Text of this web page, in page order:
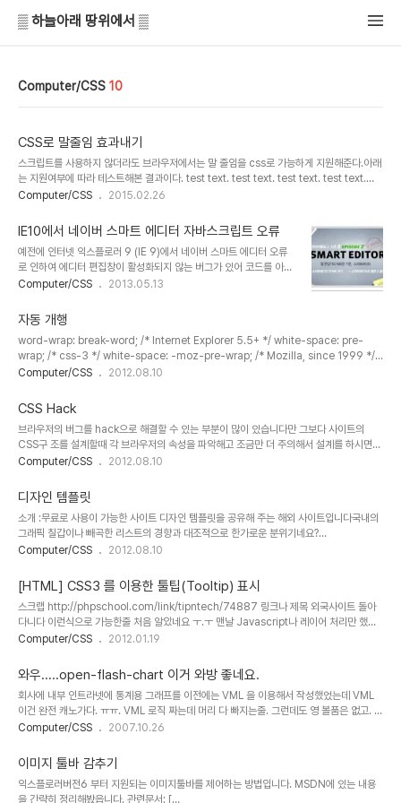
▒ 하늘아래 땅위에서 ▒
Computer/CSS 10
CSS로 말줄임 효과내기
스크립트를 사용하지 않더라도 브라우저에서는 말 줄임을 css로 가능하게 지원해준다.아래
는 지원여부에 따라 테스트해본 결과이다. test text. test text. test text. test text.
test text. test text. test text. .selector { width: 200px; overflow: hidden;
IE6~10, safari, firefox, chrome 모두 잘 나왔다. (만약 부모노드에서 width값과
overflow: hidden이 걸려있으면 텍스트를 담은 태그에서는 생략해도 관계없다.) 그러면
2줄 이상일때 말줄임도 가능할까? html은..
Computer/CSS 2015.02.26
IE10에서 네이버 스마트 에디터 자바스크립트 오류
예전에 인터넷 익스플로러 9 (IE 9)에서 네이버 스마트 에디터 오류
로 인하여 에디터 편집창이 활성화되지 않는 버그가 있어 코드를 아래
와 같이 수정하였다. Husky.SE_Basic.js 의 283번째 줄 부근?? 아
{button=document.createElement("");} 의 코드를 IE9 에 맞
게 아래줄로 바꿔 줌.
if(this.bIE&&navigator.appVersion.indexOf("MSIE 9"))
{button=document.createElement("");}else{button=doc
ument.createElement("BUTTON");button.type="button"
Computer/CSS 2013.05.13
자동 개행
word-wrap: break-word; /* Internet Explorer 5.5+ */ white-space: pre-
wrap; /* css-3 */ white-space: -moz-pre-wrap; /* Mozilla, since 1999 */
white-space: -pre-wrap; /* Opera 4-6 */ white-space: -o-pre-wrap; /*
줄이 길어지면 보통은 자동으로 줄바꿈해주지 않는다. IE(5.5부터인가?)의 경우는 css에
"word-wrap:break-word;"를 써주면 조금 어색한 곳이라도 무조건 줄바꿈시켜준다. 문
제는 Firefox!! 여차저차 ..
Computer/CSS 2012.08.10
CSS Hack
브라우저의 버그를 hack으로 해결할 수 있는 부분이 많이 있습니다만 그보다 사이트의
CSS구 조를 설계할때 각 브라우저의 속성을 파악해고 조금만 더 주의해서 설계를 하시면
hack을 사용하지 않고도 해결할 수 있는 부분이 많이 있습니다. hack을 사용할때는 조금
로운 브라우저에 영향을 끼칠 가능성이 있으며 CSS를 변경 할 때 업무효율을 저하시키는
한 요인이 될 것 입니다. Intenet Explorer계열의 브라우저에서 제대로 표시가 되지 않는
경우에는 일단 width값이나 float관련 설정을 변경해 보시는 것도 하나의 방법인 것 같습
니다. 혹시 Intenet Explorer에서 float와 margin을 같은..
Computer/CSS 2012.08.10
디자인 템플릿
소개 :무료로 사용이 가능한 사이트 디자인 템플릿을 공유해 주는 해외 사이트입니다국내의
그래픽 칠갑이나 빼곡한 리스트의 경향과 대조적으로 한가로운 분위기네요?
http://www.opensourcetemplates.org/http://www.templateworld.com/free
templates.com/free-
templates.htmlhttp://www.templatesbox.com/http://www.freelayouts.com
/websiteshttp://www.ex-designz.net/template/tempcat.asp?
cat_id=13http://www.openwebdesign.org/brows..
Computer/CSS 2012.08.10
[HTML] CSS3 를 이용한 툴팁(Tooltip) 표시
스크랩 http://phpschool.com/link/tipntech/74887 링크나 제목 외국사이트 돌아
다니다 이런식으로 가능한줄 처음 알았네요 ㅜ.ㅜ 맨날 Javascript나 레이어 처리만 했었
는데 -0- 여러곳에 사용할때 편할것 같습니다. IE9, Chrome16 , FF9 등에서 확인 하였
Computer/CSS 2012.01.19
와우.....open-flash-chart 이거 와방 좋네요.
회사에 내부 인트라넷에 통계용 그래프를 이전에는 VML 을 이용해서 작성했었는데 VML
이건 완전 캐노가다. ㅠㅠ. VML 로직 짜는데 머리 다 빠지는줄. 그런데도 영 볼품은 없고. 그
러다가 open-flash-chart 라는걸 알게됨...... 이야 와방 굳임.! 굳!굳!굳! [ 새 창으로 보기
Computer/CSS 2007.10.26
이미지 툴바 감추기
익스플로러버전6 부터 지원되는 이미지툴바를 제어하는 방법입니다. MSDN에 있는 내용
을 간략히 정리해봤읍니다. 관련문서: [